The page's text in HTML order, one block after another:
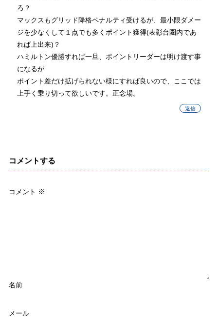
ろ？
マックスもグリッド降格ペナルティ受けるが、最小限ダメー
ジを少なくして１点でも多くポイント獲得(表彰台圏内であ
れば上出来)？
ハミルトン優勝すれば一旦、ポイントリーダーは明け渡す事
になるが
ポイント差だけ拡げられない様にすれば良いので、ここでは
上手く乗り切って欲しいです。正念場。
返信
コメントする
コメント ※
名前
メール